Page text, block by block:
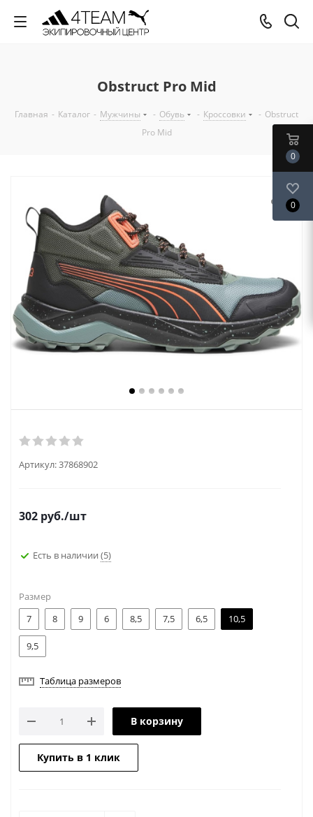
Obstruct Pro Mid
Главная - Каталог - Мужчины - Обувь - Кроссовки - Obstruct
Pro Mid
Артикул:37868902
302 руб./шт
Есть в наличии (5)
Размер
7
8 9 6 8,5 7,5 6,5 10,5
9,5
Таблица размеров
В корзину
Купить в 1 клик
0
0